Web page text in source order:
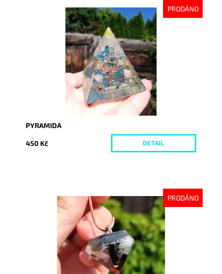
PRODÁNO
Vyprodáno
4034
PYRAMIDA
450 Kč DETAIL
PRODÁNO
Dostupnost:
Vyprodáno
4798